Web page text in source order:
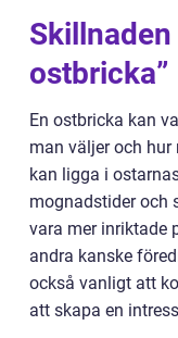
ostbricka”
En ostbricka kan
man väljer och
kan ligga i
mognadstider och
vara mer inriktade
andra kanske
också vanligt att
att skapa en